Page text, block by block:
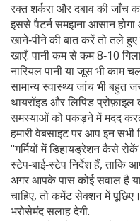
रक्त शर्करा और दबाव की जाँच
इससे पैटर्न समझना आसान होगा
खाने‑पीने की बात करें तो तले हुए
खाएँ. पानी कम से कम 8‑10
नारियल पानी या जूस भी काम
सामान्य स्वास्थ्य जांच भी बहुत
थायरॉइड और लिपिड प्रोफ़ाइल
समस्याओं को पकड़ने में मदद
हमारी वेबसाइट पर आप इन
"गर्मियों में डिहायड्रेशन कैसे
स्टेप‑बाई‑स्टेप निर्देश हैं,
अगर आपके पास कोई सवाल है या
चाहिए, तो कमेंट सेक्शन में
भरोसेमंद सलाह देगी.